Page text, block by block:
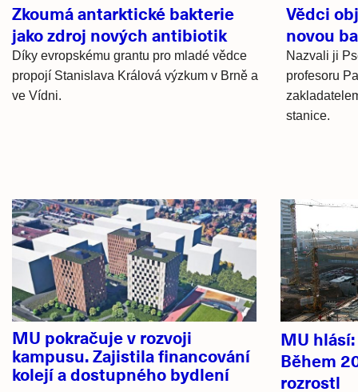
Zkoumá antarktické bakterie
jako zdroj nových antibiotik
Díky evropskému grantu pro mladé vědce
propojí Stanislava Králová výzkum v Brně a
ve Vídni.
Vědci
novou
Nazvali ji
profesoru
stanice.
Hlavní
novinky
MU pokračuje v rozvoji
kampusu. Zajistila financování
kolejí a dostupného bydlení
MU
Během
rozrostl